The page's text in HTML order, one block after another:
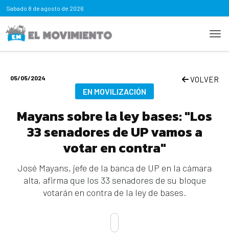
Sabado 8 de agosto de 2026
05/05/2024 VOLVER
EN MOVILIZACIÓN
Mayans sobre la ley bases: "Los
33 senadores de UP vamos a
votar en contra"
José Mayans, jefe de la banca de UP en la cámara
alta, afirma que los 33 senadores de su bloque
votarán en contra de la ley de bases.